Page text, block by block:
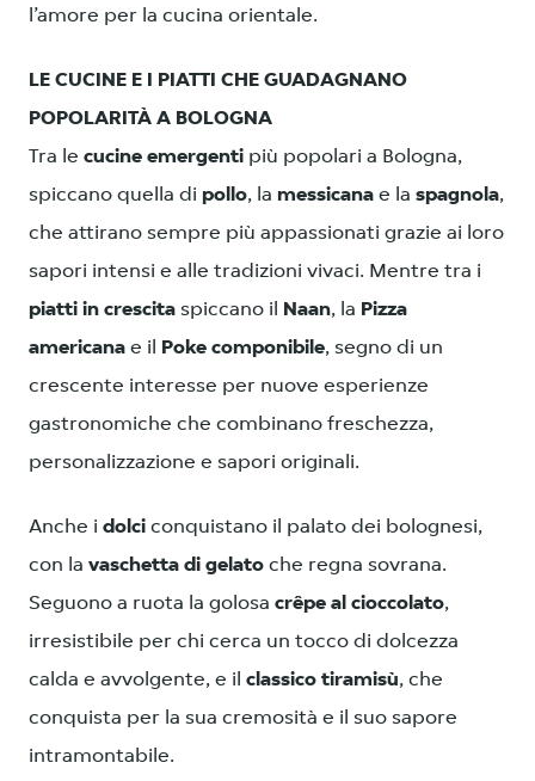
l’amore per la cucina orientale.
LE CUCINE E I PIATTI CHE GUADAGNANO
POPOLARITÀ A BOLOGNA
Tra le cucine emergenti più popolari a Bologna,
spiccano quella di pollo, la messicana e la spagnola,
che attirano sempre più appassionati grazie ai loro
sapori intensi e alle tradizioni vivaci. Mentre tra i
piatti in crescita spiccano il Naan, la Pizza
americana e il Poke componibile, segno di un
crescente interesse per nuove esperienze
gastronomiche che combinano freschezza,
personalizzazione e sapori originali.
Anche i dolci conquistano il palato dei bolognesi,
con la vaschetta di gelato che regna sovrana.
Seguono a ruota la golosa crêpe al cioccolato,
irresistibile per chi cerca un tocco di dolcezza
calda e avvolgente, e il classico tiramisù, che
conquista per la sua cremosità e il suo sapore
intramontabile.